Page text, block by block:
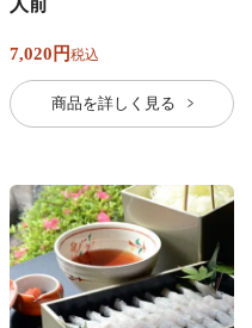
人前
7,020 税込
商品を詳しく見る